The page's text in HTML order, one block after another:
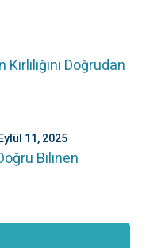
Kirliliğini Doğrudan
11, 2025
Bilinen